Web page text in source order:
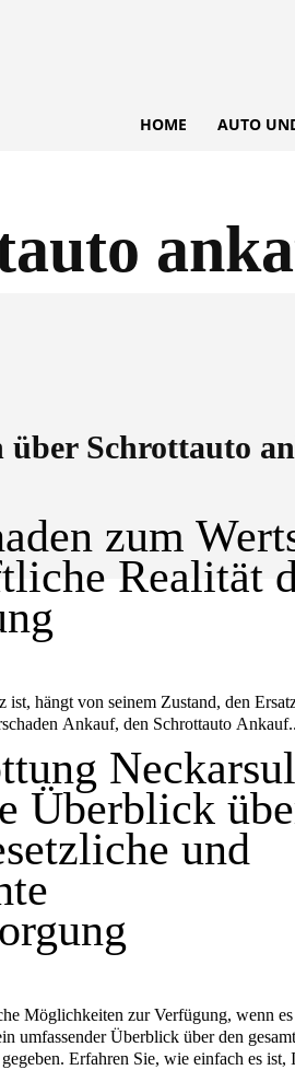
HOME AUTO
über Schrottauto
zum
Realität
ist, hängt von seinem Zustand, den
Ankauf, den Schrottauto
Überblick
und
Möglichkeiten zur Verfügung, wenn
umfassender Überblick über den
Erfahren Sie, wie einfach es ist,